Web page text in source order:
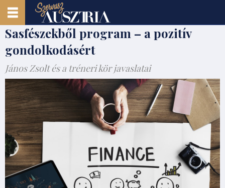
Sasfészekből program – a pozitív
gondolkodásért
János Zsolt és a tréneri kör javaslatai